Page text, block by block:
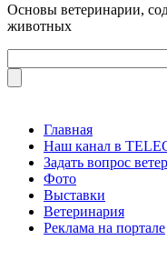
Основы ветеринарии,
животных
Главная
Наш канал в
Задать вопрос
Фото
Выставки
Ветеринария
Реклама на портале